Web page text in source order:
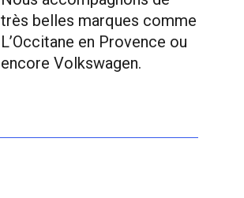
très belles marques comme
L’Occitane en Provence ou
encore Volkswagen.